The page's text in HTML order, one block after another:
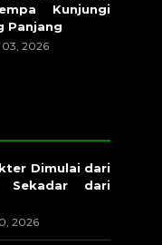
Kunjungi
Panjang
03, 2026
Dimulai dari
Sekadar dari
2026